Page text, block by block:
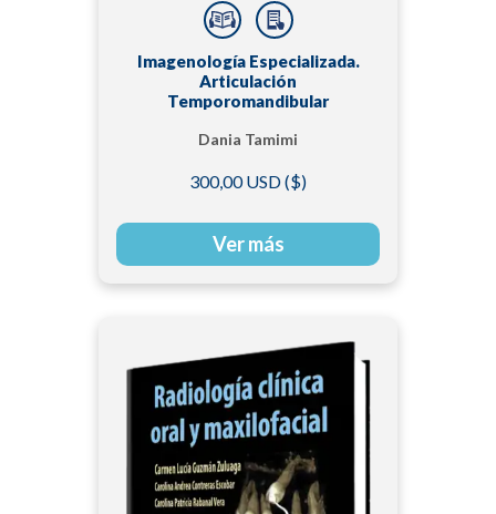
Imagenología Especializada.
Articulación
Temporomandibular
Dania Tamimi
300,00 USD ($)
Ver más